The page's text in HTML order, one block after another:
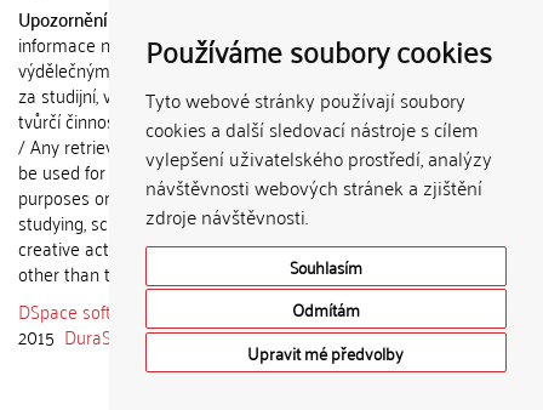
Používáme soubory cookies
Tyto webové stránky používají soubory
cookies a další sledovací nástroje s cílem
vylepšení uživatelského prostředí, analýzy
návštěvnosti webových stránek a zjištění
zdroje návštěvnosti.
Souhlasím
Odmítám
Upravit mé předvolby
Upozornění / Notice:
informace nemohou být použity k
výdělečným účelům nebo vydávány
za studijní, vědeckou nebo jinou
tvůrčí činnost jiné osoby než autora.
/ Any retrieved information shall not
be used for any commercial
purposes or claimed as results of
studying, scientific or any other
creative activities of any person
other than the author.
DSpace software
copyright © 2002-
2015 DuraSpace